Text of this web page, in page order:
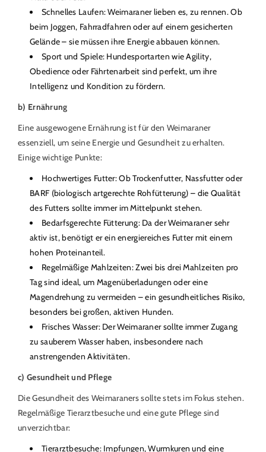
Schnelles Laufen: Weimaraner lieben es, zu rennen. Ob
beim Joggen, Fahrradfahren oder auf einem gesicherten
Gelände – sie müssen ihre Energie abbauen können.
Sport und Spiele: Hundesportarten wie Agility,
Obedience oder Fährtenarbeit sind perfekt, um ihre
Intelligenz und Kondition zu fördern.
b) Ernährung
Eine ausgewogene Ernährung ist für den Weimaraner
essenziell, um seine Energie und Gesundheit zu erhalten.
Einige wichtige Punkte:
Hochwertiges Futter: Ob Trockenfutter, Nassfutter oder
BARF (biologisch artgerechte Rohfütterung) – die Qualität
des Futters sollte immer im Mittelpunkt stehen.
Bedarfsgerechte Fütterung: Da der Weimaraner sehr
aktiv ist, benötigt er ein energiereiches Futter mit einem
hohen Proteinanteil.
Regelmäßige Mahlzeiten: Zwei bis drei Mahlzeiten pro
Tag sind ideal, um Magenüberladungen oder eine
Magendrehung zu vermeiden – ein gesundheitliches Risiko,
besonders bei großen, aktiven Hunden.
Frisches Wasser: Der Weimaraner sollte immer Zugang
zu sauberem Wasser haben, insbesondere nach
anstrengenden Aktivitäten.
c) Gesundheit und Pflege
Die Gesundheit des Weimaraners sollte stets im Fokus stehen.
Regelmäßige Tierarztbesuche und eine gute Pflege sind
unverzichtbar:
Tierarztbesuche: Impfungen, Wurmkuren und eine